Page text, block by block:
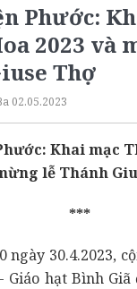
Phước:
2023 và
Thợ
02.05.2023
Khai mạc
lễ Thánh
***
ngày 30.4.2023,
Giáo hạt Bình